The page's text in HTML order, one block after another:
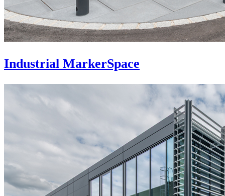
Industrial MarkerSpace